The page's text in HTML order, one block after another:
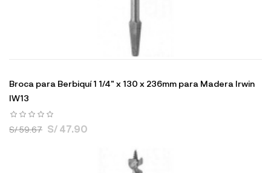
Broca para Berbiquí 1 1/4" x 130 x 236mm para Madera Irwin
IW13
S/ 59.67 S/ 47.90